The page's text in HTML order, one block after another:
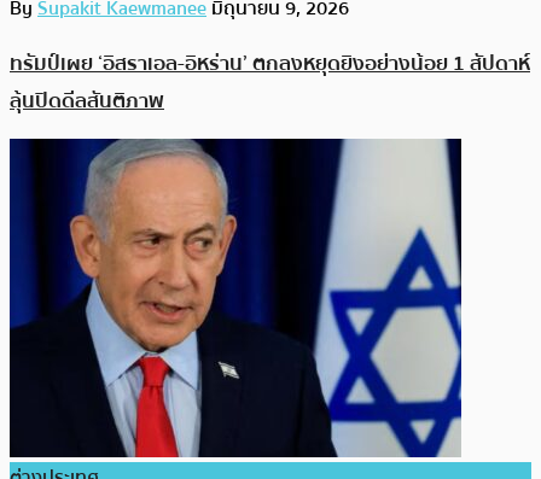
BySupakit Kaewmaneeมิถุนายน 9, 2026
ทรัมป์เผย ‘อิสราเอล-อิหร่าน’ ตกลงหยุดยิงอย่างน้อย 1 สัปดาห์
ลุ้นปิดดีลสันติภาพ